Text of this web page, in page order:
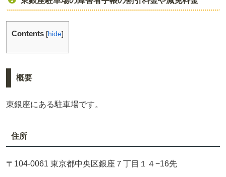
Contents [hide]
概要
東銀座にある駐車場です。
住所
〒104-0061 東京都中央区銀座７丁目１４−16先